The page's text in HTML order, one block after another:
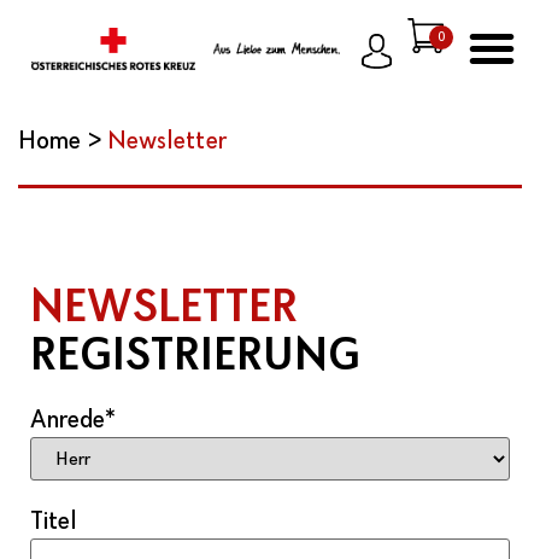
0
Home > Newsletter
NEWSLETTER
REGISTRIERUNG
Anrede*
Titel